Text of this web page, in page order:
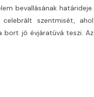
bevallásának határideje.
szentmisét, ahol
bort jó évjáratúvá teszi. Az